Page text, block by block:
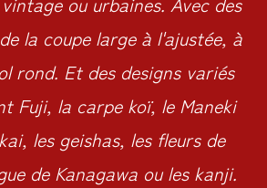
la coupe large à l'ajustée, à
rond. Et des designs variés
Fuji, la carpe koï, le Maneki
les geishas, les fleurs de
de Kanagawa ou les kanji.